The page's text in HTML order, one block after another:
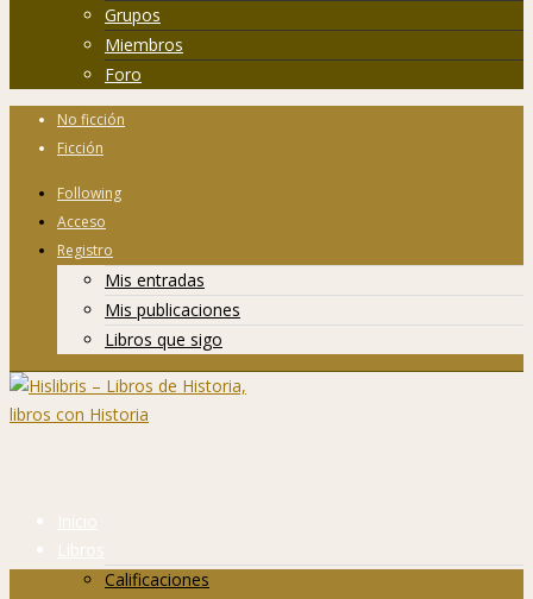
Grupos
Miembros
Foro
No ficción
Ficción
Following
Acceso
Registro
Mis entradas
Mis publicaciones
Libros que sigo
Inicio
Libros
Calificaciones